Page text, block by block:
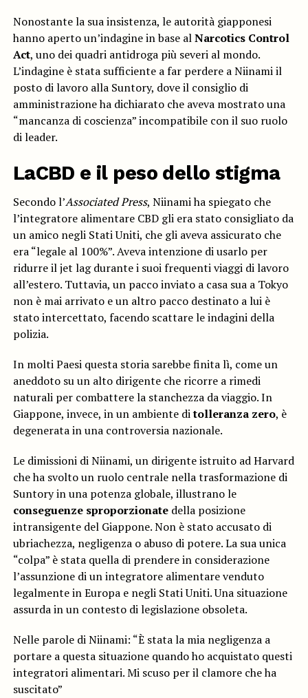
Nonostante la sua insistenza, le autorità giapponesi
hanno aperto un’indagine in base alNarcotics Control
Act, uno dei quadri antidroga più severi al mondo.
L’indagine è stata sufficiente a far perdere a Niinami il
posto di lavoro alla Suntory, dove il consiglio di
amministrazione ha dichiarato che aveva mostrato una
“mancanza di coscienza” incompatibile con il suo ruolo
di leader.
LaCBD e il peso dello stigma
Secondo l’Associated Press, Niinami ha spiegato che
l’integratore alimentare CBD gli era stato consigliato da
un amico negli Stati Uniti, che gli aveva assicurato che
era “legale al 100%”. Aveva intenzione di usarlo per
ridurre il jet lag durante i suoi frequenti viaggi di lavoro
all’estero. Tuttavia, un pacco inviato a casa sua a Tokyo
non è mai arrivato e un altro pacco destinato a lui è
stato intercettato, facendo scattare le indagini della
polizia.
In molti Paesi questa storia sarebbe finita lì, come un
aneddoto su un alto dirigente che ricorre a rimedi
naturali per combattere la stanchezza da viaggio. In
Giappone, invece, in un ambiente ditolleranza zero, è
degenerata in una controversia nazionale.
Le dimissioni di Niinami, un dirigente istruito ad Harvard
che ha svolto un ruolo centrale nella trasformazione di
Suntory in una potenza globale, illustrano le
conseguenze sproporzionatedella posizione
intransigente del Giappone. Non è stato accusato di
ubriachezza, negligenza o abuso di potere. La sua unica
“colpa” è stata quella di prendere in considerazione
l’assunzione di un integratore alimentare venduto
legalmente in Europa e negli Stati Uniti. Una situazione
assurda in un contesto di legislazione obsoleta.
Nelle parole di Niinami: “È stata la mia negligenza a
portare a questa situazione quando ho acquistato questi
integratori alimentari. Mi scuso per il clamore che ha
suscitato”